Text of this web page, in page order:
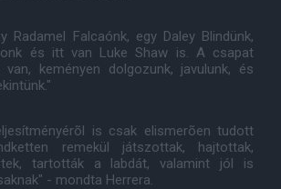
Radamel Falcaónk, egy Daley Blindünk,
és itt van Luke Shaw is. A csapat
keményen dolgozunk, javulunk, és
is csak elismerõen tudott
remekül játszottak, hajtottak,
tartották a labdát, valamint jól is
- mondta Herrera.